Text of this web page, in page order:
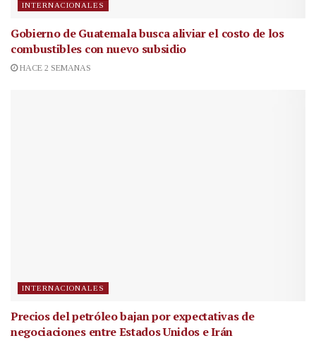
INTERNACIONALES
Gobierno de Guatemala busca aliviar el costo de los
combustibles con nuevo subsidio
HACE 2 SEMANAS
INTERNACIONALES
Precios del petróleo bajan por expectativas de
negociaciones entre Estados Unidos e Irán